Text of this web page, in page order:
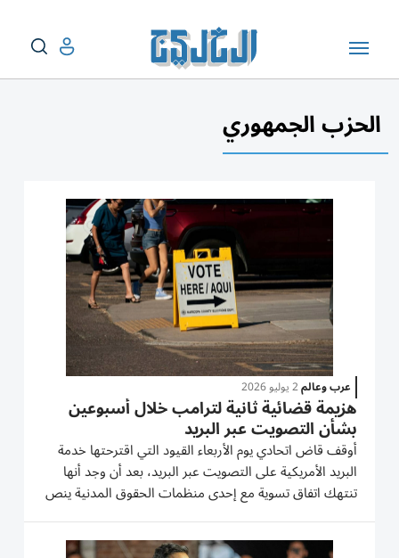
الحزب الجمهوري
عرب وعالم2 يوليو 2026
هزيمة قضائية ثانية لترامب خلال أسبوعين
بشأن التصويت عبر البريد
أوقف قاض اتحادي يوم الأربعاء القيود التي اقترحتها خدمة
البريد الأمريكية على التصويت عبر البريد، بعد أن ‌وجد أنها
تنتهك اتفاق تسوية مع إحدى منظمات الحقوق ⁠المدنية ينص
على التعامل مع بطاقات الاقتراع المرسلة ‌عبر البريد على ‌وجه
السرعة. ويشكل القرار الذي اتخذه القاضي...